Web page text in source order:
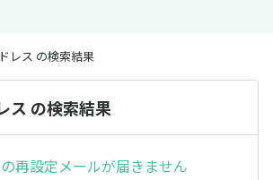
レス の検索結果
ス の検索結果
再設定メールが届きません